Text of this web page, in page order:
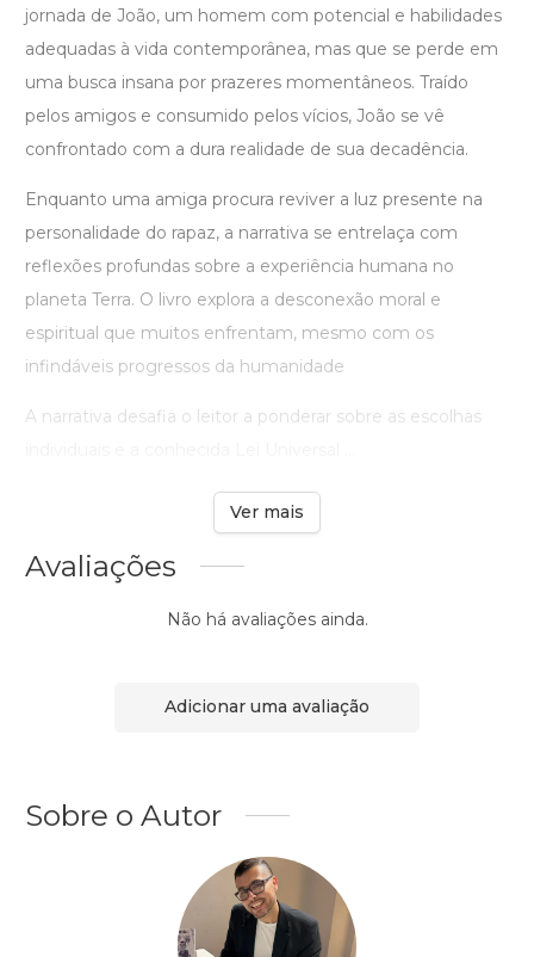
jornada de João, um homem com potencial e habilidades
adequadas à vida contemporânea, mas que se perde em
uma busca insana por prazeres momentâneos. Traído
pelos amigos e consumido pelos vícios, João se vê
confrontado com a dura realidade de sua decadência.
Enquanto uma amiga procura reviver a luz presente na
personalidade do rapaz, a narrativa se entrelaça com
reflexões profundas sobre a experiência humana no
planeta Terra. O livro explora a desconexão moral e
espiritual que muitos enfrentam, mesmo com os
infindáveis progressos da humanidade
A narrativa desafia o leitor a ponderar sobre as escolhas
Ver mais
Avaliações
Não há avaliações ainda.
Adicionar uma avaliação
Sobre o Autor